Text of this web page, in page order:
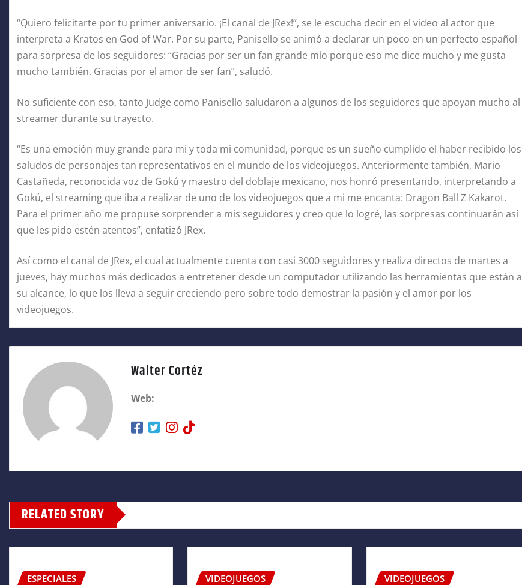
“Quiero felicitarte por tu primer aniversario. ¡El canal de JRex!”, se le escucha decir en el video al actor que
interpreta a Kratos en God of War. Por su parte, Panisello se animó a declarar un poco en un perfecto español
para sorpresa de los seguidores: “Gracias por ser un fan grande mío porque eso me dice mucho y me gusta
mucho también. Gracias por el amor de ser fan”, saludó.
No suficiente con eso, tanto Judge como Panisello saludaron a algunos de los seguidores que apoyan mucho al
streamer durante su trayecto.
“Es una emoción muy grande para mi y toda mi comunidad, porque es un sueño cumplido el haber recibido los
saludos de personajes tan representativos en el mundo de los videojuegos. Anteriormente también, Mario
Castañeda, reconocida voz de Gokú y maestro del doblaje mexicano, nos honró presentando, interpretando a
Gokú, el streaming que iba a realizar de uno de los videojuegos que a mi me encanta: Dragon Ball Z Kakarot.
Para el primer año me propuse sorprender a mis seguidores y creo que lo logré, las sorpresas continuarán así
que les pido estén atentos”, enfatizó JRex.
Así como el canal de JRex, el cual actualmente cuenta con casi 3000 seguidores y realiza directos de martes a
jueves, hay muchos más dedicados a entretener desde un computador utilizando las herramientas que están a
su alcance, lo que los lleva a seguir creciendo pero sobre todo demostrar la pasión y el amor por los
videojuegos.
Walter Cortéz
Web:
RELATED STORY
ESPECIALES
VIDEOJUEGOS VIDEOJUEGOS